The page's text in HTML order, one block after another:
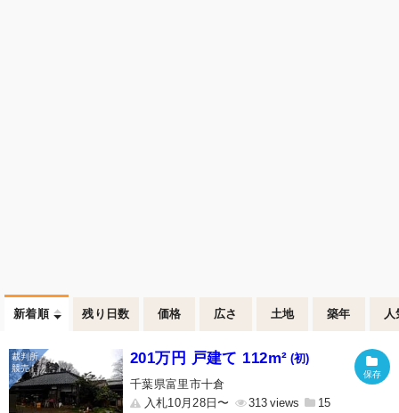
新着順 残り日数 価格 広さ 土地 築年 人
201万円 戸建て 112m² (初)
千葉県富里市十倉
入札10月28日〜
313 15